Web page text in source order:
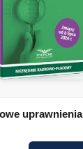
uprawnienia